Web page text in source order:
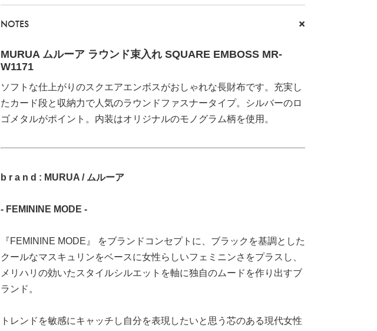
NOTES
MURUA ムルーア ラウンド束入れ SQUARE EMBOSS MR-
W1171
ソフトな仕上がりのスクエアエンボスがおしゃれな長財布です。充実し
たカード段と収納力で人気のラウンドファスナータイプ。シルバーのロ
ゴメタルがポイント。内装はオリジナルのモノグラム柄を使用。
b r a n d : MURUA / ムルーア
- FEMININE MODE -
『FEMININE MODE』 をブランドコンセプトに、ブラックを基調とした
クールなマスキュリンをベースに女性らしいフェミニンさをプラスし、
メリハリの効いたスタイルシルエットを軸に独自のムードを作り出すブ
ランド。
トレンドを敏感にキャッチし自分を表現したいと思う芯のある現代女性